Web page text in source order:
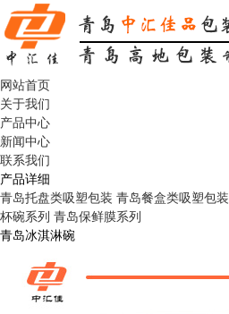
网站首页
关于我们
产品中心
新闻中心
联系我们
产品详细
青岛托盘类吸塑包装 青岛餐盒类吸塑包装
杯碗系列 青岛保鲜膜系列
青岛冰淇淋碗